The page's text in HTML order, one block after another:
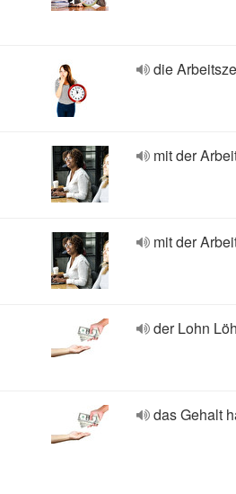
die
mit der
mit der
der Lohn
das Gehalt